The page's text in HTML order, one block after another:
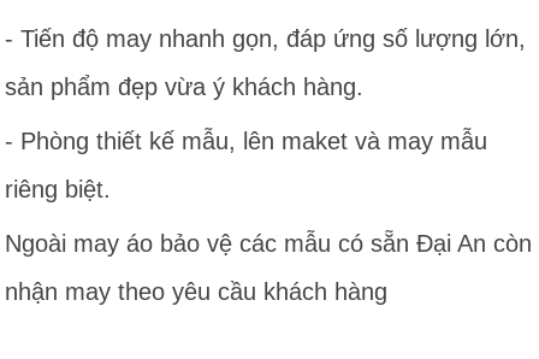
- Tiến độ may nhanh gọn, đáp ứng số lượng lớn,
sản phẩm đẹp vừa ý khách hàng.
- Phòng thiết kế mẫu, lên maket và may mẫu
riêng biệt.
Ngoài may áo bảo vệ các mẫu có sẵn Đại An còn
nhận may theo yêu cầu khách hàng